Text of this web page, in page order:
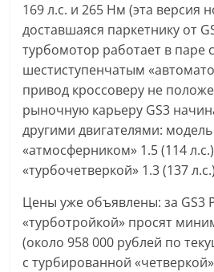
169 л.с. и 265 Нм (эта версия
доставшаяся паркетнику от
турбомотор работает в паре с
шестиступенчатым
привод кроссоверу не
рыночную карьеру GS3
другими двигателями:
«атмосферником» 1.5 (114
«турбочетверкой» 1.3 (137
Цены уже объявлены: за GS3
«турботройкой» просят
(около 958 000 рублей по
с турбированной